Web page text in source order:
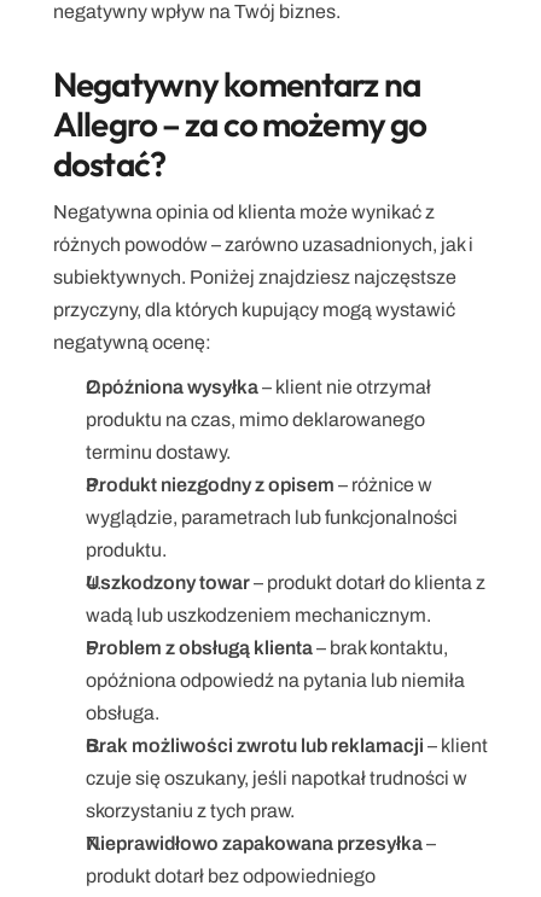
negatywny wpływ na Twój biznes.
Negatywny komentarz na
Allegro – za co możemy go
dostać?
Negatywna opinia od klienta może wynikać z
różnych powodów – zarówno uzasadnionych, jak i
subiektywnych. Poniżej znajdziesz najczęstsze
przyczyny, dla których kupujący mogą wystawić
negatywną ocenę:
Opóźniona wysyłka – klient nie otrzymał
produktu na czas, mimo deklarowanego
terminu dostawy.
Produkt niezgodny z opisem – różnice w
wyglądzie, parametrach lub funkcjonalności
produktu.
Uszkodzony towar – produkt dotarł do klienta z
wadą lub uszkodzeniem mechanicznym.
Problem z obsługą klienta – brak kontaktu,
opóźniona odpowiedź na pytania lub niemiła
obsługa.
Brak możliwości zwrotu lub reklamacji – klient
czuje się oszukany, jeśli napotkał trudności w
skorzystaniu z tych praw.
Nieprawidłowo zapakowana przesyłka –
produkt dotarł bez odpowiedniego